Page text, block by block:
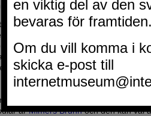
med finns en tjänst för att stävja detta,
dock och jag vet inte hur vanligt det
tjänst. Frågan är om alla lärare
om de har möjlighet eller bara om de
om en ren kopia eller känner igen
sajter som helst ute på nätet
kan kopieras och användas fritt
ärMimers Brunnoch den kan väl